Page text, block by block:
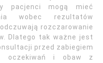
pacjenci mogą mieć
wobec rezultatów
rozczarowanie
Dlatego tak ważne jest
przed zabiegiem
oczekiwań i obaw z